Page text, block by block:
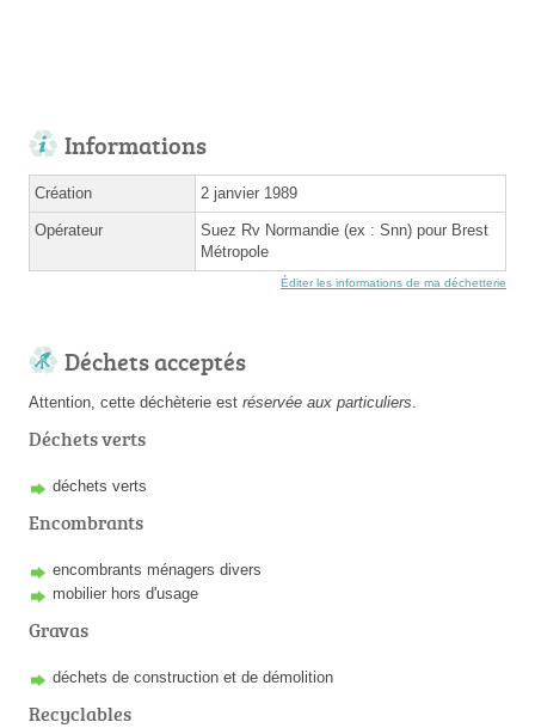
Informations
Création 2 janvier 1989
Opérateur
Suez Rv Normandie (ex : Snn) pour Brest
Métropole
Éditer les informations de ma déchetterie
Déchets acceptés
Attention, cette déchèterie est réservée aux particuliers
Déchets verts
déchets verts
Encombrants
encombrants ménagers divers
mobilier hors d'usage
Gravas
déchets de construction et de démolition
Recyclables